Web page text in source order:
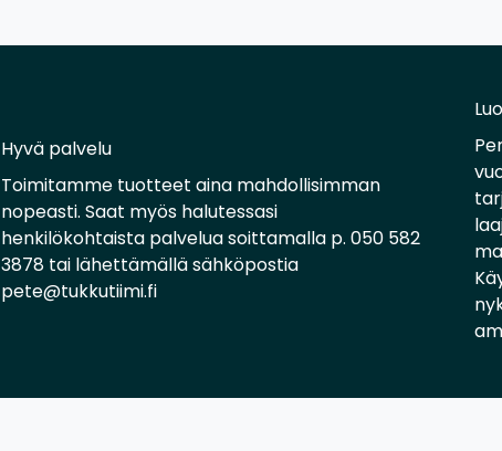
Hyvä palvelu
Toimitamme tuotteet aina mahdollisimman
nopeasti. Saat myös halutessasi
henkilökohtaista palvelua soittamalla p. 050 582
3878 tai lähettämällä sähköpostia
pete@tukkutiimi.fi